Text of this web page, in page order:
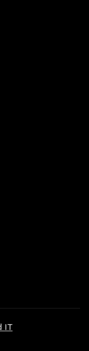
IT